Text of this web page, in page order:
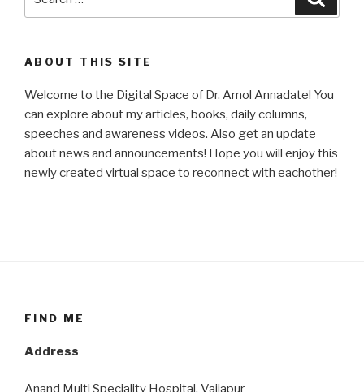
for:
ABOUT THIS SITE
Welcome to the Digital Space of Dr. Amol Annadate! You
can explore about my articles, books, daily columns,
speeches and awareness videos. Also get an update
about news and announcements! Hope you will enjoy this
newly created virtual space to reconnect with eachother!
FIND ME
Address
Anand Multi Speciality Hospital, Vaijapur